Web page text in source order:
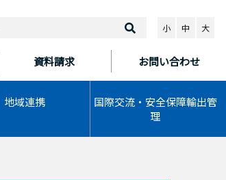
資料請求 お問い合わせ
地域連携
国際交流・安全保障輸出管
理
小 中 大